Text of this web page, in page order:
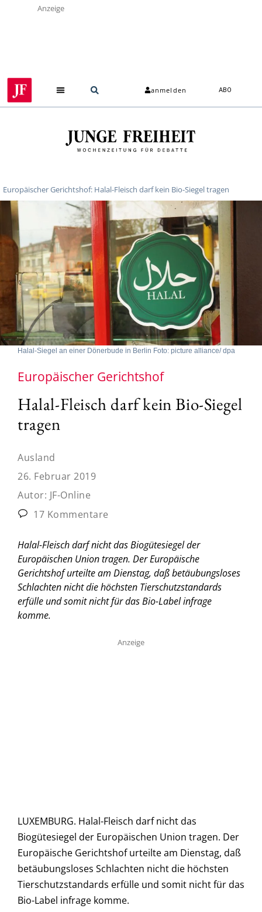
Anzeige
anmelden ABO
Europäischer Gerichtshof: Halal-Fleisch darf kein Bio-Siegel tragen
Halal-Siegel an einer Dönerbude in Berlin Foto: picture alliance/ dpa
Europäischer Gerichtshof
Halal-Fleisch darf kein Bio-Siegel
tragen
Ausland
26. Februar 2019
Autor: JF-Online
17 Kommentare
Halal-Fleisch darf nicht das Biogütesiegel der
Europäischen Union tragen. Der Europäische
Gerichtshof urteilte am Dienstag, daß betäubungsloses
Schlachten nicht die höchsten Tierschutzstandards
erfülle und somit nicht für das Bio-Label infrage
komme.
Anzeige
LUXEMBURG. Halal-Fleisch darf nicht das
Biogütesiegel der Europäischen Union tragen. Der
Europäische Gerichtshof urteilte am Dienstag, daß
betäubungsloses Schlachten nicht die höchsten
Tierschutzstandards erfülle und somit nicht für das
Bio-Label infrage komme.